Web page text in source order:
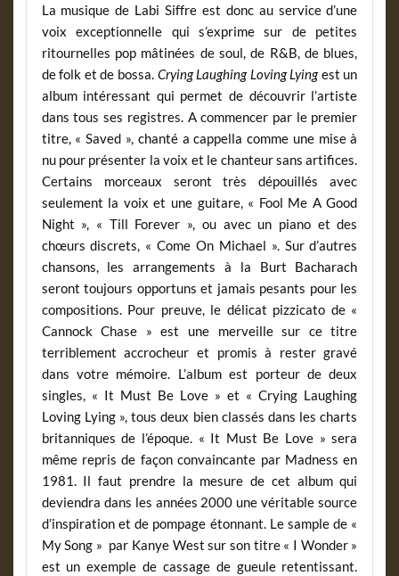
La musique de Labi Siffre est donc au service d’une
voix exceptionnelle qui s’exprime sur de petites
ritournelles pop mâtinées de soul, de R&B, de blues,
de folk et de bossa. Crying Laughing Loving Lyingest un
album intéressant qui permet de découvrir l’artiste
dans tous ses registres. A commencer par le premier
titre, « Saved », chanté a cappella comme une mise à
nu pour présenter la voix et le chanteur sans artifices.
Certains morceaux seront très dépouillés avec
seulement la voix et une guitare, « Fool Me A Good
Night », « Till Forever », ou avec un piano et des
chœurs discrets, « Come On Michael ». Sur d’autres
chansons, les arrangements à la Burt Bacharach
seront toujours opportuns et jamais pesants pour les
compositions. Pour preuve, le délicat pizzicato de «
Cannock Chase » est une merveille sur ce titre
terriblement accrocheur et promis à rester gravé
dans votre mémoire. L’album est porteur de deux
singles, « It Must Be Love » et « Crying Laughing
Loving Lying », tous deux bien classés dans les charts
britanniques de l’époque. « It Must Be Love » sera
même repris de façon convaincante par Madness en
1981. Il faut prendre la mesure de cet album qui
deviendra dans les années 2000 une véritable source
d’inspiration et de pompage étonnant. Le sample de «
My Song » par Kanye West sur son titre « I Wonder »
est un exemple de cassage de gueule retentissant.